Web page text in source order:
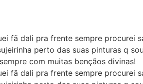
fã dali pra frente sempre procurei
perto das suas pinturas q
com muitas bençãos divinas!
fã dali pra frente sempre procurei